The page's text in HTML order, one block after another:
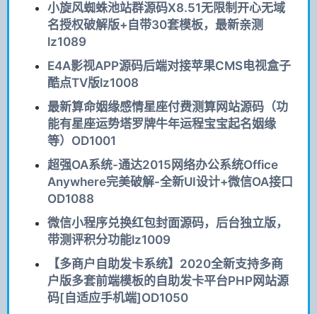
小旋风蜘蛛池站群源码X8.51无限制开心无域
名授权破解版+自带30套模板，最新亲测
lz1089
E4A影视APP源码后端对接苹果CMS电视盒子
酷点TV版lz1008
最新算命姻缘感情星座付费测算网站源码（功
能有星座运势塔罗牌牛年运程宝宝起名姻缘
等）OD1001
超强OA系统-通达2015网络办公系统Office
Anywhere完美破解-全新UI设计+微信OA接口
OD1088
微信小程序兑换红包封面源码，后台独立版，
带测评积分功能lz1009
【多商户自助发卡系统】2020全新支持多商
户版多套前端模板的自助发卡平台PHP网站源
码[自适应手机端]OD1050